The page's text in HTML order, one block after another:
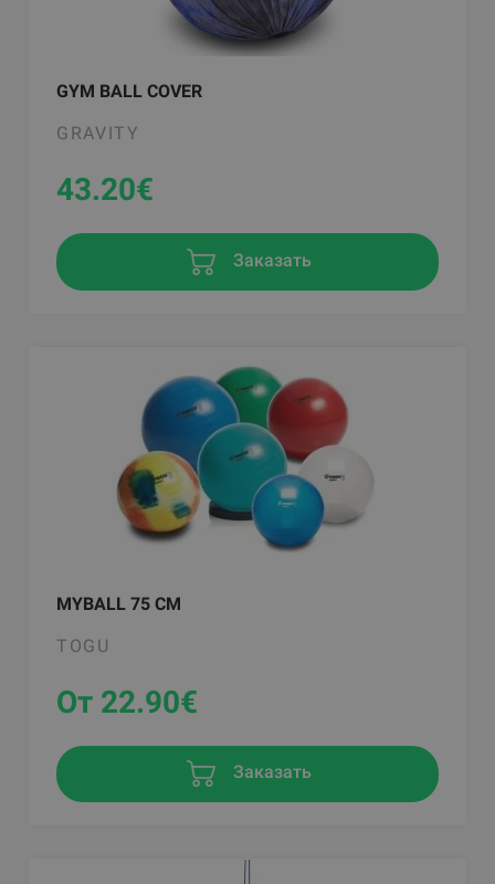
GYM BALL COVER
GRAVITY
43.20€
Заказать
MYBALL 75 CM
TOGU
От 22.90€
Заказать